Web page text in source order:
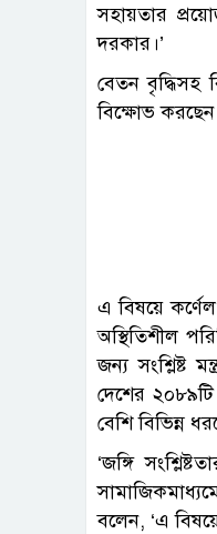
সহায়তার
দরকার।’
বেতন বৃদ্ধিসহ
বিক্ষোভ করছেন
এ বিষয়ে
অস্থিতিশীল
জন্য সংশ্লিষ্ট
দেশের
বেশি বিভিন্ন
‘জঙ্গি
বলেন, ‘এ